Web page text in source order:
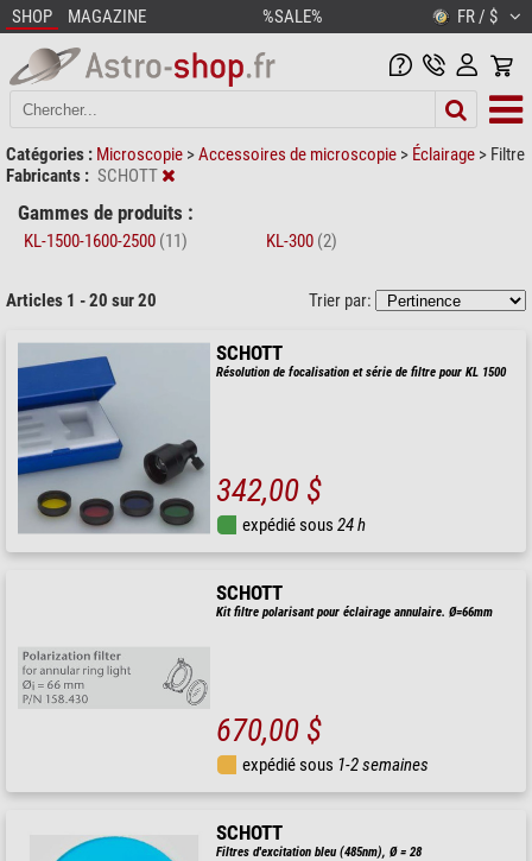
SHOP MAGAZINE %SALE% FR / $
Catégories : Microscopie >Accessoires de microscopie > Éclairage > Filtre
Fabricants : SCHOTT
Gammes de produits :
KL-1500-1600-2500 (11) KL-300 (2)
Articles 1 - 20 sur 20 Trier par:
SCHOTT
Résolution de focalisation et série de filtre pour KL 1500
342,00 $
expédié sous24 h
SCHOTT
Kit filtre polarisant pour éclairage annulaire. Ø=66mm
670,00 $
expédié sous 1-2 semaines
SCHOTT
Filtres d'excitation bleu (485nm), Ø = 28